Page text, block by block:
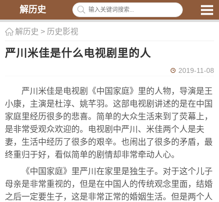
解历史
解历史 > 历史影视
严川米佳是什么电视剧里的人
2019-11-08
严川米佳是电视剧《中国家庭》里的人物，导演是王
小康，主演是杜淳、姚芊羽。这部电视剧讲述的是在中国
家庭里经历很多的悲喜。简单的大众生活来到了荧幕上，
是非常受观众欢迎的。电视剧中严川、米佳两个人是夫
妻，生活中经历了很多的艰辛。也闹出了很多的矛盾，最
终重归于好，看似简单的剧情却非常牵动人心。
《中国家庭》里严川在家里是独生子。对于这个儿子
母亲是非常重视的，但是在中国人的传统观念里面，结婚
之后一定要生子，这是非常正常的婚姻生活。但是两个人